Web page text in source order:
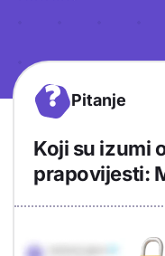
? Pitanje
Koji su izumi
prapovijesti:
Odgovor
Objašnjenje